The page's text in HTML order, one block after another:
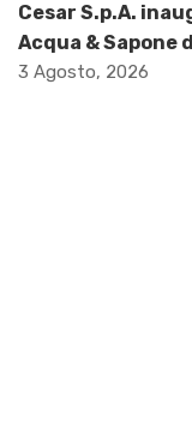
Cesar S.p.A.
Acqua & Sapone
3 Agosto, 2026